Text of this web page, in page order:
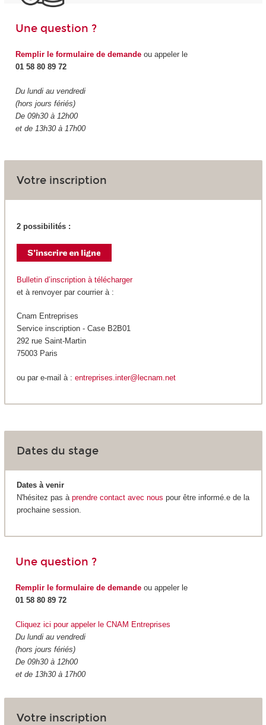
Une question ?
Remplir le formulaire de demandeou appeler le
01 58 80 89 72
Du lundi au vendredi
(hors jours fériés)
De 09h30 à 12h00
et de 13h30 à 17h00
Votre inscription
2 possibilités :
Bulletin d’inscription à télécharger
et à renvoyer par courrier à :
Cnam Entreprises
Service inscription - Case B2B01
292 rue Saint-Martin
75003 Paris
ou par e-mail à : entreprises.inter@lecnam.net
Dates du stage
Dates à venir
N'hésitez pas à prendre contact avec nous pour être informé.e de la
prochaine session.
Une question ?
Remplir le formulaire de demandeou appeler le
01 58 80 89 72
Cliquez ici pour appeler le CNAM Entreprises
Du lundi au vendredi
(hors jours fériés)
De 09h30 à 12h00
et de 13h30 à 17h00
Votre inscription